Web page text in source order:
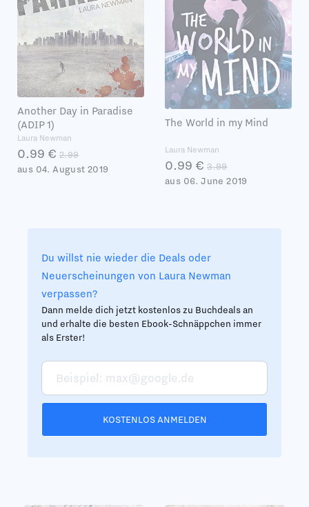
Another Day in Paradise
(ADIP 1)
Laura Newman
0.99 € 2.99
aus 04. August 2019
The World in my Mind
Laura Newman
0.99 € 3.99
aus 06. June 2019
Du willst nie wieder die Deals oder
Neuerscheinungen von Laura Newman
verpassen?
Dann melde dich jetzt kostenlos zu Buchdeals an
und erhalte die besten Ebook-Schnäppchen immer
als Erster!